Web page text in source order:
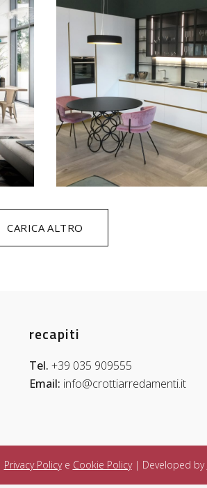
CARICA ALTRO
recapiti
Tel. +39 035 909555
Email: info@crottiarredamenti.it
Privacy Policye Cookie Policy| Developed by